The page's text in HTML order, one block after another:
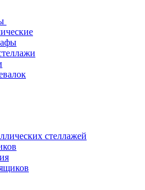
стеллажей